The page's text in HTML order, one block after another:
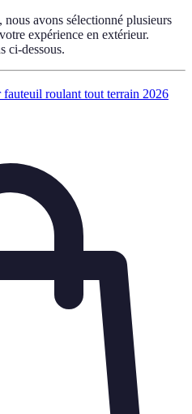
avons sélectionné plusieurs
expérience en extérieur.
ci-dessous.
fauteuil roulant tout terrain 2026